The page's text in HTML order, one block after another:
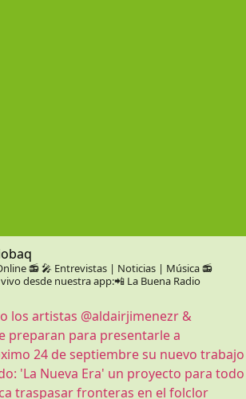
📻🎤 Entrevistas | Noticias | Música📻
desde nuestra app:📲 La Buena Radio